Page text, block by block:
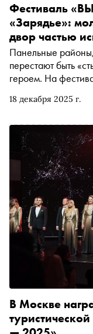
18 декабря 2025 г.
Фестиваль
«Зарядье»:
двор частью
Панельные
перестают быть
героем. На
биография и
В Москве